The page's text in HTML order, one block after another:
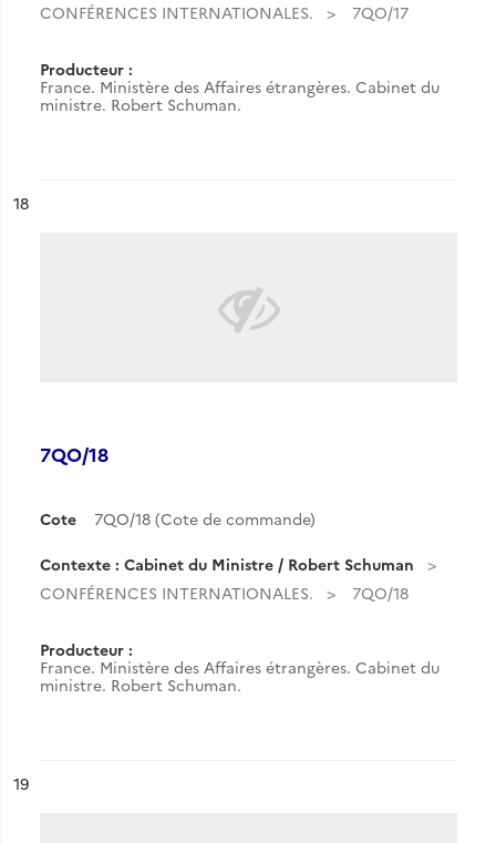
CONFÉRENCES INTERNATIONALES.
7QO/17
Producteur :
France. Ministère des Affaires étrangères. Cabinet du
ministre. Robert Schuman.
n°
18
7QO/18
Cote 7QO/18 (Cote de commande)
Contexte : Cabinet du Ministre / Robert Schuman
CONFÉRENCES INTERNATIONALES.
7QO/18
Producteur :
France. Ministère des Affaires étrangères. Cabinet du
ministre. Robert Schuman.
n°
19